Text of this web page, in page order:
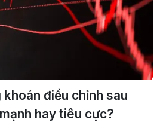
điều chỉnh sau
hay tiêu cực?